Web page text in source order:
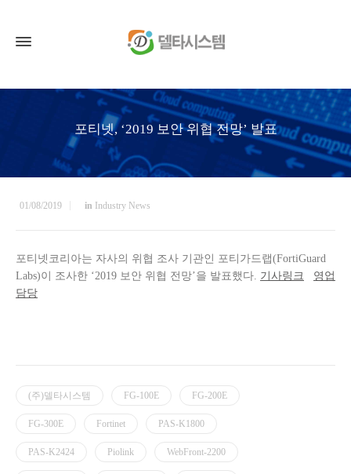
포티넷, ‘2019 보안 위협 전망’ 발표
01/08/2019 in Industry News
포티넷코리아는 자사의 위협 조사 기관인 포티가드랩(FortiGuard
Labs)이 조사한 ‘2019 보안 위협 전망’을 발표했다. 기사링크
영업
담당
(주)델타시스템 FG-100E FG-200E
FG-300E Fortinet PAS-K1800
PAS-K2424 Piolink WebFront-2200